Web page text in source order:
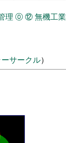
理 ⓪⑫無機工
ーサークル）